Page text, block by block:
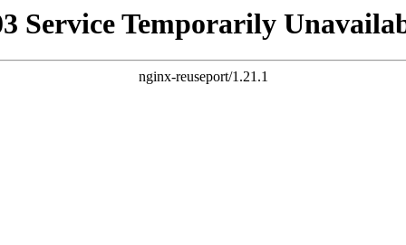
Service Temporarily
nginx-reuseport/1.21.1